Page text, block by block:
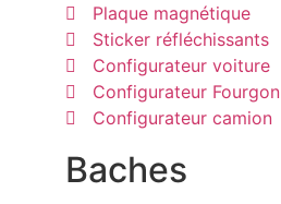
Plaque magnétique
Sticker réfléchissants
Configurateur voiture
Configurateur Fourgon
Configurateur camion
Baches